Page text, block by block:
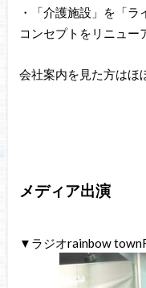
・「介護施設」を「
コンセプトをリニュー
会社案内を見た方はほ
メディア出演
▼ラジオrainbow